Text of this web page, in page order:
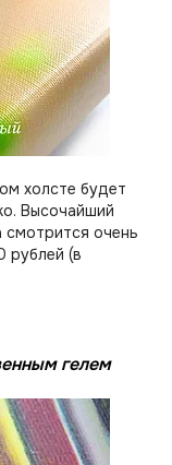
холсте будет
Высочайший
смотрится очень
рублей (в
гелем